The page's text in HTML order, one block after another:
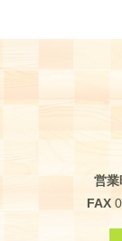
営業
FAX